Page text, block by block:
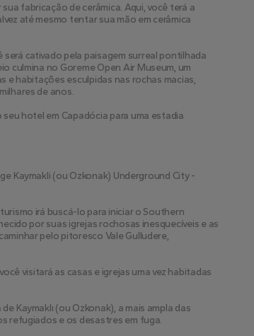
fabricação de cerâmica. Aqui, você terá a
até mesmo tentar sua mão em cerâmica
cativado pela paisagem surreal pontilhada
culmina no Goreme Open Air Museum, um
e habitações esculpidas nas rochas macias,
de anos.
hotel em Capadócia para uma estadia
Kaymakli (ou Ozkonak) Underground City -
irá buscá-lo para iniciar o Southern
por suas igrejas rochosas inesquecíveis e as
pelo pitoresco Vale Gulludere,
visitará as casas e igrejas uma vez habitadas
Kaymaklı (ou Ozkonak), a mais ampla das
refugiados e os desastres em fuga.